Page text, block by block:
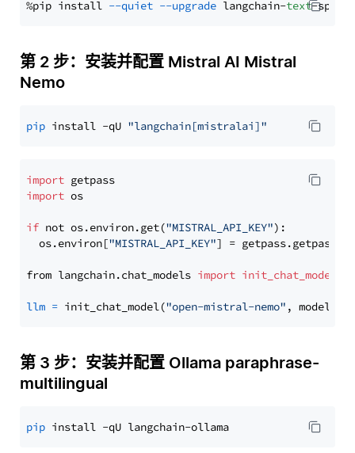
%pip install --quiet --upgrade langchain-text
第 2 步：安装并配置 Mistral AI Mistral
Nemo
pip install -qU "langchain[mistralai]"
import
import os
if not os.environ.get("MISTRAL_API_KEY"):
  os.environ[
"MISTRAL_API_KEY"] = getpass.getpass(
from langchain.chat_models import init_chat_model
llm = init_chat_model("open-mistral-nemo" ,
第 3 步：安装并配置 Ollama paraphrase-
multilingual
pip